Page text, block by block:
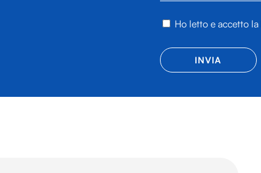
Ho letto e accetto la